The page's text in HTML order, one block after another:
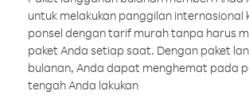
untuk melakukan panggilan internasional
ponsel dengan tarif murah tanpa harus
paket Anda setiap saat. Dengan paket
bulanan, Anda dapat menghemat pada
tengah Anda lakukan